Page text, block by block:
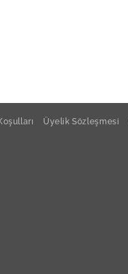
Üyelik Sözleşmesi